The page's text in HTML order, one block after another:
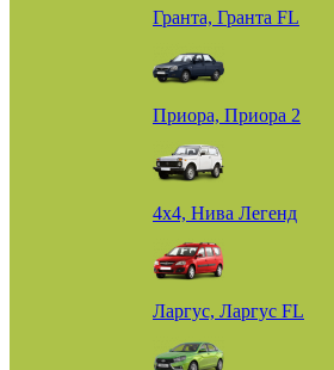
Гранта, Гранта FL
Приора, Приора 2
4х4, Нива Легенд
Ларгус, Ларгус FL